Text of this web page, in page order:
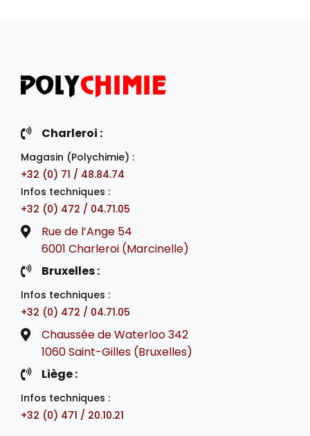
Charleroi :
Magasin (Polychimie) :
+32 (0) 71 / 48.84.74
Infos techniques :
+32 (0) 472 / 04.71.05
Rue de l’Ange 54
6001 Charleroi (Marcinelle)
Bruxelles :
Infos techniques :
+32 (0) 472 / 04.71.05
Chaussée de Waterloo 342
1060 Saint-Gilles (Bruxelles)
Liège :
Infos techniques :
+32 (0) 471 / 20.10.21